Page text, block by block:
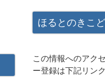
ほるとのきこ
この情報へのアク
ー登録は下記リン